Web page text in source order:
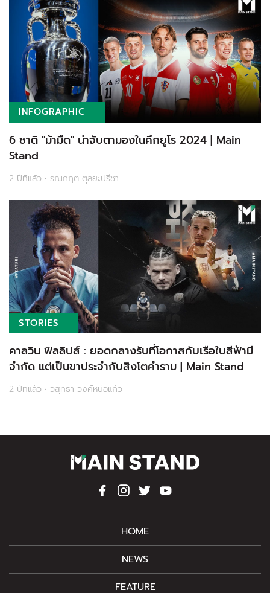
INFOGRAPHIC
6 ชาติ "ม้ามืด" น่าจับตามองในศึกยูโร 2024 | Main
Stand
2 ปีที่แล้ว • รณกฤต ตุลยะปรีชา
STORIES
คาลวิน ฟิลลิปส์ : ยอดกลางรับที่โอกาสกับเรือใบสีฟ้ามี
จำกัด แต่เป็นขาประจำกับสิงโตคำราม | Main Stand
2 ปีที่แล้ว • วิสุทธา วงค์หน่อแก้ว
HOME
NEWS
FEATURE